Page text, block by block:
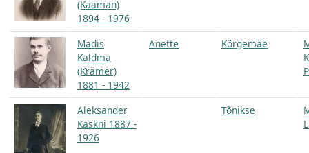
(Kaaman)
1894 - 1976
Madis
Kaldma
(Krämer)
1881 - 1942
Anette Kõrgemäe
Aleksander
Kaskni 1887 -
1926
Tõnikse